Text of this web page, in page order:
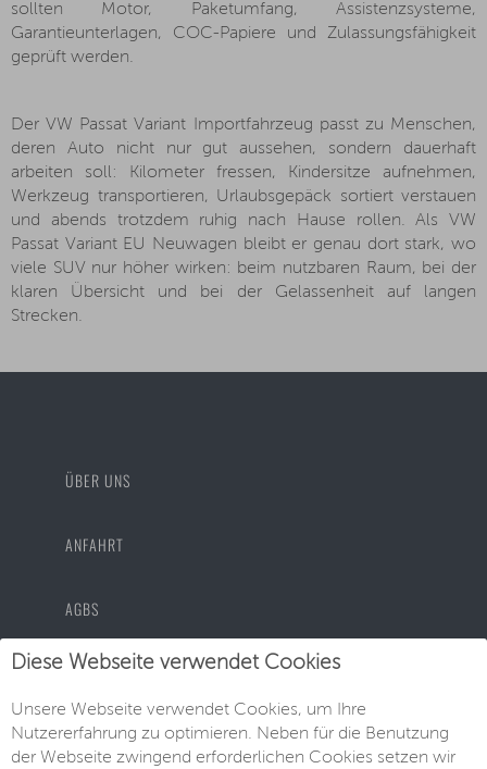
sollten Motor, Paketumfang, Assistenzsysteme,
Garantieunterlagen, COC-Papiere und Zulassungsfähigkeit
geprüft werden.
Der VW Passat Variant Importfahrzeug passt zu Menschen,
deren Auto nicht nur gut aussehen, sondern dauerhaft
arbeiten soll: Kilometer fressen, Kindersitze aufnehmen,
Werkzeug transportieren, Urlaubsgepäck sortiert verstauen
und abends trotzdem ruhig nach Hause rollen. Als VW
Passat Variant EU Neuwagen bleibt er genau dort stark, wo
viele SUV nur höher wirken: beim nutzbaren Raum, bei der
klaren Übersicht und bei der Gelassenheit auf langen
Strecken.
ÜBER UNS
ANFAHRT
AGBS
DATENSCHUTZ
IMPRESSUM
Diese Webseite verwendet Cookies
Unsere Webseite verwendet Cookies, um Ihre
Nutzererfahrung zu optimieren. Neben für die Benutzung
der Webseite zwingend erforderlichen Cookies setzen wir